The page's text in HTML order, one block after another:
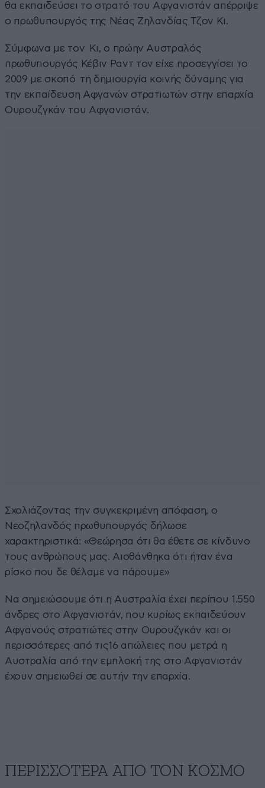
θα εκπαιδεύσει το στρατό του Αφγανιστάν απέρριψε
ο πρωθυπουργός της Νέας Ζηλανδίας Τζον Κι.
Σύμφωνα με τον Κι, ο πρώην Αυστραλός
πρωθυπουργός Κέβιν Ραντ τον είχε προσεγγίσει το
2009 με σκοπό τη δημιουργία κοινής δύναμης για
την εκπαίδευση Αφγανών στρατιωτών στην επαρχία
Ουρουζγκάν του Αφγανιστάν.
Σχολιάζοντας την συγκεκριμένη απόφαση, ο
Νεοζηλανδός πρωθυπουργός δήλωσε
χαρακτηριστικά: «Θεώρησα ότι θα έθετε σε κίνδυνο
τους ανθρώπους μας. Αισθάνθηκα ότι ήταν ένα
ρίσκο που δε θέλαμε να πάρουμε»
Να σημειώσουμε ότι η Αυστραλία έχει περίπου 1.550
άνδρες στο Αφγανιστάν, που κυρίως εκπαιδεύουν
Αφγανούς στρατιώτες στην Ουρουζγκάν και οι
περισσότερες από τις16 απώλειες που μετρά η
Αυστραλία από την εμπλοκή της στο Αφγανιστάν
έχουν σημειωθεί σε αυτήν την επαρχία.
ΠΕΡΙΣΣΟΤΕΡΑ ΑΠΟ ΤΟΝ ΚΟΣΜΟ